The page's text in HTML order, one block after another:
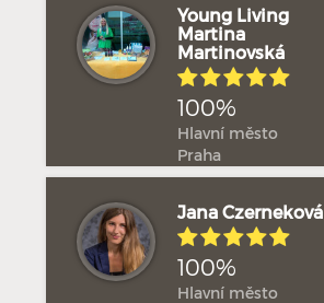
Young Living
Martina
Martinovská
100%
Hlavní město
Praha
Jana Czerneková
100%
Hlavní město